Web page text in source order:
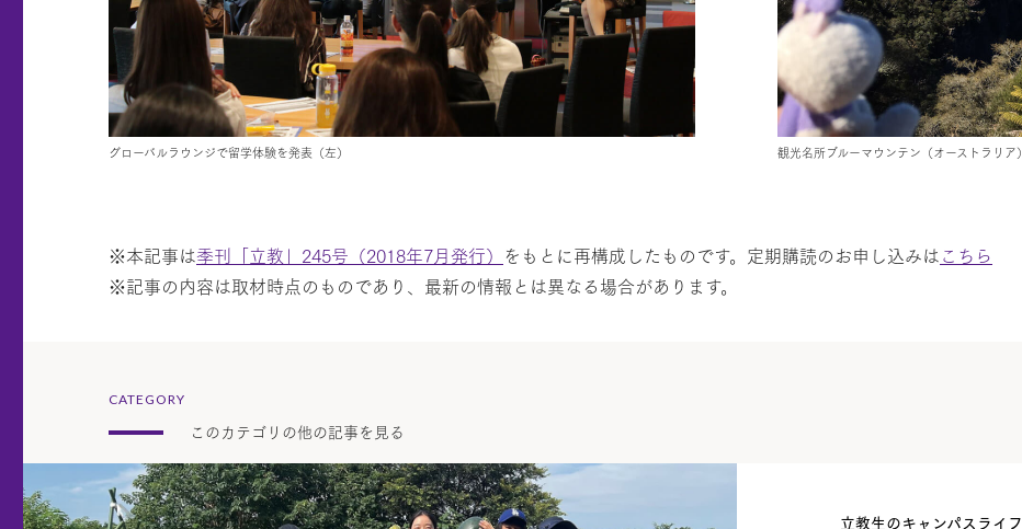
グローバルラウンジで留学体験を発表（左） 観光名所ブルーマウンテン（オーストラリア）
※本記事は季刊「立教」245号（2018年7月発行） をもとに再構成したものです。定期購読のお申し込みはこちら
※記事の内容は取材時点のものであり、最新の情報とは異なる場合があります。
CATEGORY
このカテゴリの他の記事を見る
立教生のキャンパスライフ